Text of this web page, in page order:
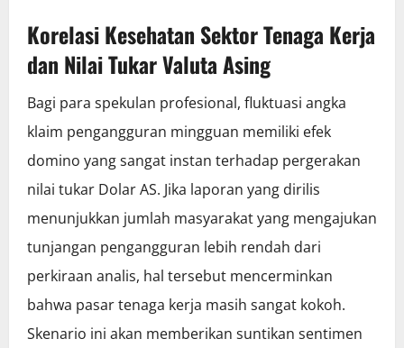
Korelasi Kesehatan Sektor Tenaga Kerja
dan Nilai Tukar Valuta Asing
Bagi para spekulan profesional, fluktuasi angka
klaim pengangguran mingguan memiliki efek
domino yang sangat instan terhadap pergerakan
nilai tukar Dolar AS. Jika laporan yang dirilis
menunjukkan jumlah masyarakat yang mengajukan
tunjangan pengangguran lebih rendah dari
perkiraan analis, hal tersebut mencerminkan
bahwa pasar tenaga kerja masih sangat kokoh.
Skenario ini akan memberikan suntikan sentimen